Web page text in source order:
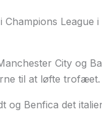
League
City og
til at løfte trofæet.
og Benfica det